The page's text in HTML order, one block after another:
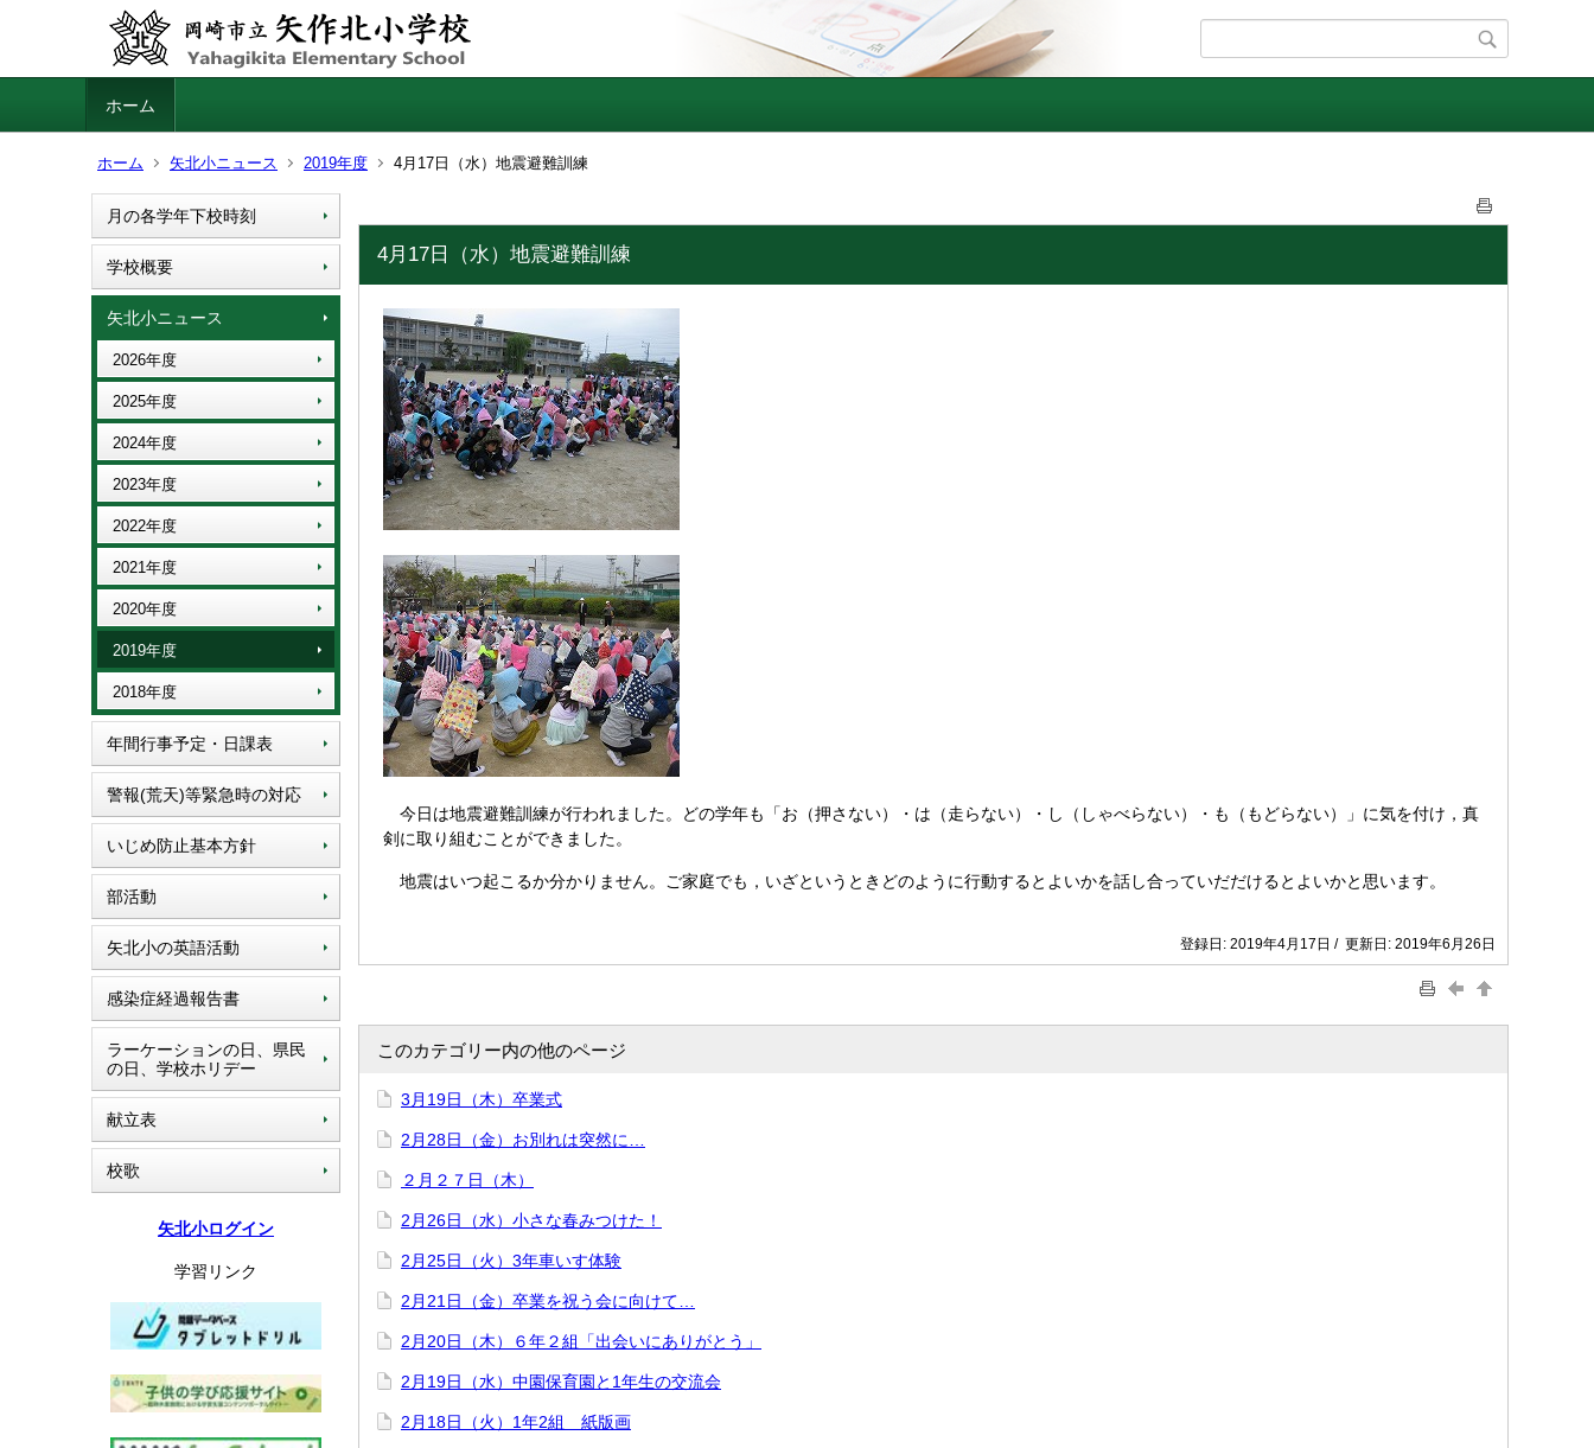
ホーム
ホーム 矢北小ニュース 2019年度 4月17日（水）地震避難訓練
月の各学年下校時刻
学校概要
矢北小ニュース
2026年度
2025年度
2024年度
2023年度
2022年度
2021年度
2020年度
2019年度
2018年度
年間行事予定・日課表
警報(荒天)等緊急時の対応
いじめ防止基本方針
部活動
矢北小の英語活動
感染症経過報告書
ラーケーションの日、県民
の日、学校ホリデー
献立表
校歌
矢北小ログイン
学習リンク
4月17日（水）地震避難訓練
今日は地震避難訓練が行われました。どの学年も「お（押さない）・は（走らない）・し（しゃべらない）・も（もどらない）」に気を付け，真
剣に取り組むことができました。
地震はいつ起こるか分かりません。ご家庭でも，いざというときどのように行動するとよいかを話し合っていだだけるとよいかと思います。
登録日: 2019年4月17日 / 更新日: 2019年6月26日
このカテゴリー内の他のページ
3月19日（木）卒業式
2月28日（金）お別れは突然に…
２月２７日（木）
2月26日（水）小さな春みつけた！
2月25日（火）3年車いす体験
2月21日（金）卒業を祝う会に向けて…
2月20日（木）６年２組「出会いにありがとう」
2月19日（水）中園保育園と1年生の交流会
2月18日（火）1年2組 紙版画